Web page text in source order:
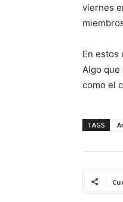
viernes
En estos
Algo que
como el
TAGS